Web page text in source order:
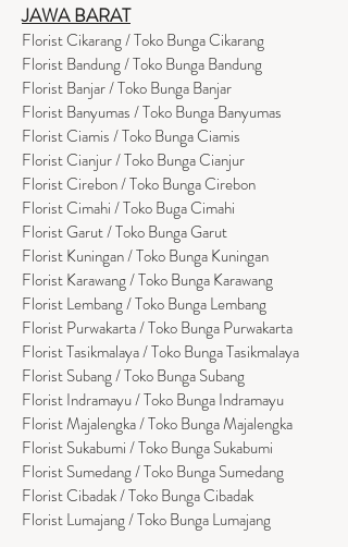
JAWA BARAT
Florist Cikarang/ Toko Bunga Cikarang
Florist Bandung / Toko Bunga Bandung
Florist Banjar / Toko Bunga Banjar
Florist Banyumas / Toko Bunga Banyumas
Florist Ciamis / Toko Bunga Ciamis
Florist Cianjur / Toko Bunga Cianjur
Florist Cirebon / Toko Bunga Cirebon
Florist Cimahi / Toko Buga Cimahi
Florist Garut / Toko Bunga Garut
Florist Kuningan / Toko Bunga Kuningan
Florist Karawang / Toko Bunga Karawang
Florist Lembang / Toko Bunga Lembang
Florist Purwakarta / Toko Bunga Purwakarta
Florist Tasikmalaya / Toko Bunga Tasikmalaya
Florist Subang / Toko Bunga Subang
Florist Indramayu / Toko Bunga Indramayu
Florist Majalengka / Toko Bunga Majalengka
Florist Sukabumi / Toko Bunga Sukabumi
Florist Sumedang / Toko Bunga Sumedang
Florist Cibadak / Toko Bunga Cibadak
Florist Lumajang / Toko Bunga Lumajang